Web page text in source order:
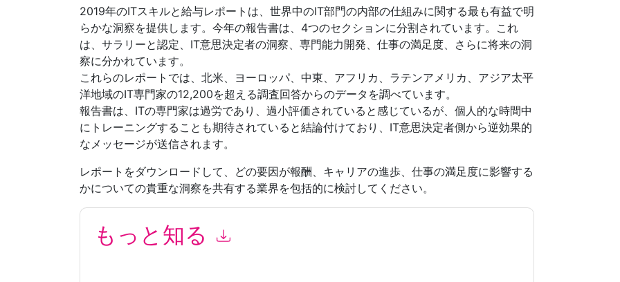
2019年のITスキルと給与レポートは、世界中のIT部門の内部の仕組みに関する最も有益で明
らかな洞察を提供します。今年の報告書は、4つのセクションに分割されています。これ
は、サラリーと認定、IT意思決定者の洞察、専門能力開発、仕事の満足度、さらに将来の洞
察に分かれています。
これらのレポートでは、北米、ヨーロッパ、中東、アフリカ、ラテンアメリカ、アジア太平
洋地域のIT専門家の12,200を超える調査回答からのデータを調べています。
報告書は、ITの専門家は過労であり、過小評価されていると感じているが、個人的な時間中
にトレーニングすることも期待されていると結論付けており、IT意思決定者側から逆効果的
なメッセージが送信されます。
レポートをダウンロードして、どの要因が報酬、キャリアの進歩、仕事の満足度に影響する
かについての貴重な洞察を共有する業界を包括的に検討してください。
もっと知る